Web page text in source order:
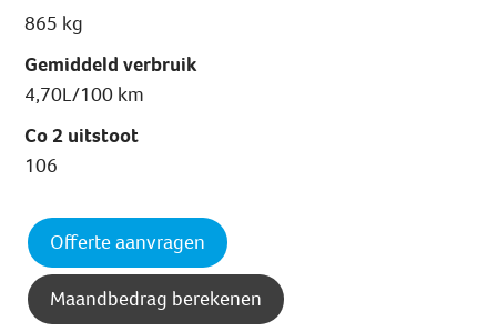
865 kg
Gemiddeld verbruik
4,70L/100 km
Co 2 uitstoot
106
Offerte aanvragen
Maandbedrag berekenen